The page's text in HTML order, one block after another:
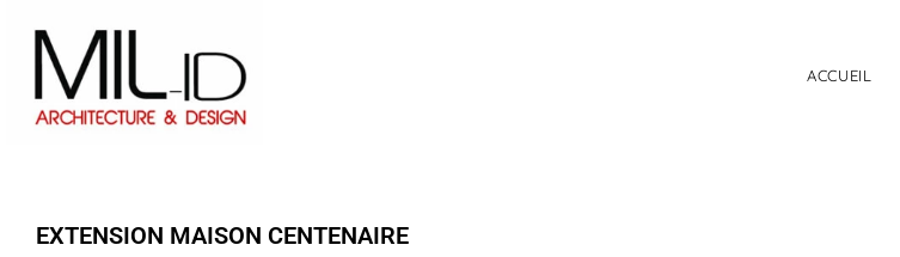
ACCUEIL
EXTENSION MAISON CENTENAIRE